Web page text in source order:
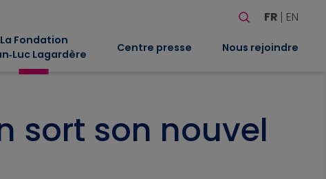
Rechercher
FR EN
La Fondation
Lagardère
Centre presse Nous rejoindre
sort son nouvel